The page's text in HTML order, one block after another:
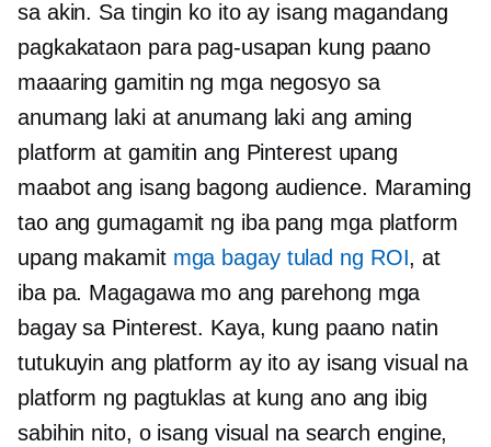
sa akin. Sa tingin ko ito ay isang magandang
pagkakataon para pag-usapan kung paano
maaaring gamitin ng mga negosyo sa
anumang laki at anumang laki ang aming
platform at gamitin ang Pinterest upang
maabot ang isang bagong audience. Maraming
tao ang gumagamit ng iba pang mga platform
upang makamit mga bagay tulad ng ROI, at
iba pa. Magagawa mo ang parehong mga
bagay sa Pinterest. Kaya, kung paano natin
tutukuyin ang platform ay ito ay isang visual na
platform ng pagtuklas at kung ano ang ibig
sabihin nito, o isang visual na search engine,